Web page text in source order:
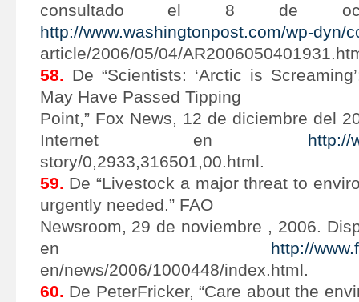
consultado el 8 de
http://www.washingtonpost.com/wp-dyn/
article/2006/05/04/
58. De “Scientists: ‘Arctic is
May Have Passed Tipping
Point,” Fox News, 12 de diciembre del
Internet en http://
story/0,2933,316501,00.html.
59. De “Livestock a major threat to
urgently needed.” FAO
Newsroom, 29 de noviembre , 2006.
en http://
en/news/2006/1000448/index.html.
60. De PeterFricker, “Care about the